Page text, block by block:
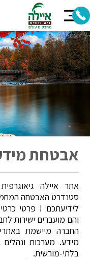
אבטחת
סטנדרט האבטחה
לידיעתכם ! פרטי
והם מועברים ישירות
החברה מיישמת
מידע. מערכות
בלתי-מורשית.